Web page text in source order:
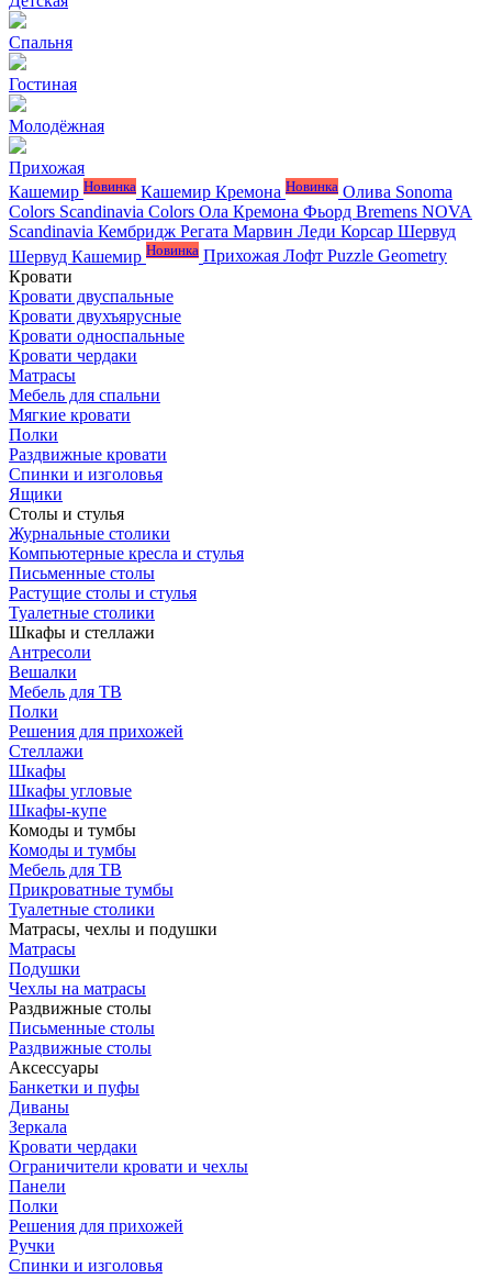
Спальня
Гостиная
Молодёжная
Прихожая
Кашемир Новинка Кашемир Кремона Новинка Олива Sonoma
Colors Scandinavia Colors Ола Кремона Фьорд Bremens NOVA
Scandinavia Кембридж Регата Марвин Леди Корсар Шервуд
Шервуд Кашемир Новинка Прихожая Лофт Puzzle Geometry
Кровати
Кровати двуспальные
Кровати двухъярусные
Кровати односпальные
Кровати чердаки
Матрасы
Мебель для спальни
Мягкие кровати
Полки
Раздвижные кровати
Спинки и изголовья
Ящики
Столы и стулья
Журнальные столики
Компьютерные кресла и стулья
Письменные столы
Растущие столы и стулья
Туалетные столики
Шкафы и стеллажи
Антресоли
Вешалки
Мебель для ТВ
Полки
Решения для прихожей
Стеллажи
Шкафы
Шкафы угловые
Шкафы-купе
Комоды и тумбы
Комоды и тумбы
Мебель для ТВ
Прикроватные тумбы
Туалетные столики
Матрасы, чехлы и подушки
Матрасы
Подушки
Чехлы на матрасы
Раздвижные столы
Письменные столы
Раздвижные столы
Аксессуары
Банкетки и пуфы
Диваны
Зеркала
Кровати чердаки
Ограничители кровати и чехлы
Панели
Полки
Решения для прихожей
Ручки
Спинки и изголовья